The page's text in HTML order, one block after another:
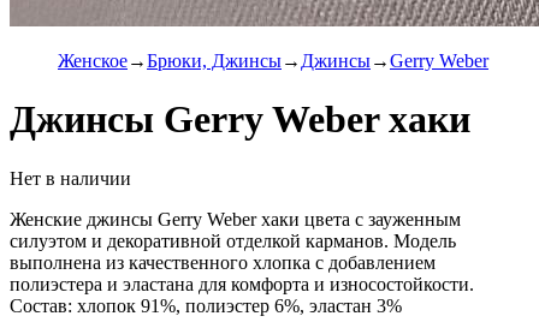
Женское Брюки, Джинсы Джинсы Gerry Weber
Джинсы Gerry Weber хаки
Нет в наличии
Женские джинсы Gerry Weber хаки цвета с зауженным
силуэтом и декоративной отделкой карманов. Модель
выполнена из качественного хлопка с добавлением
полиэстера и эластана для комфорта и износостойкости.
Состав: хлопок 91%, полиэстер 6%, эластан 3%